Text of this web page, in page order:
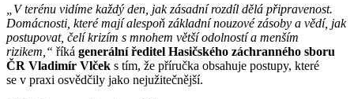
„V terénu vidíme každý den, jak zásadní rozdíl dělá připravenost.
Domácnosti, které mají alespoň základní nouzové zásoby a vědí, jak
postupovat, čelí krizím s mnohem větší odolností a menším
rizikem,“ říká generální ředitel Hasičského záchranného sboru
ČR Vladimír Vlček s tím, že příručka obsahuje postupy, které
se v praxi osvědčily jako nejužitečnější.